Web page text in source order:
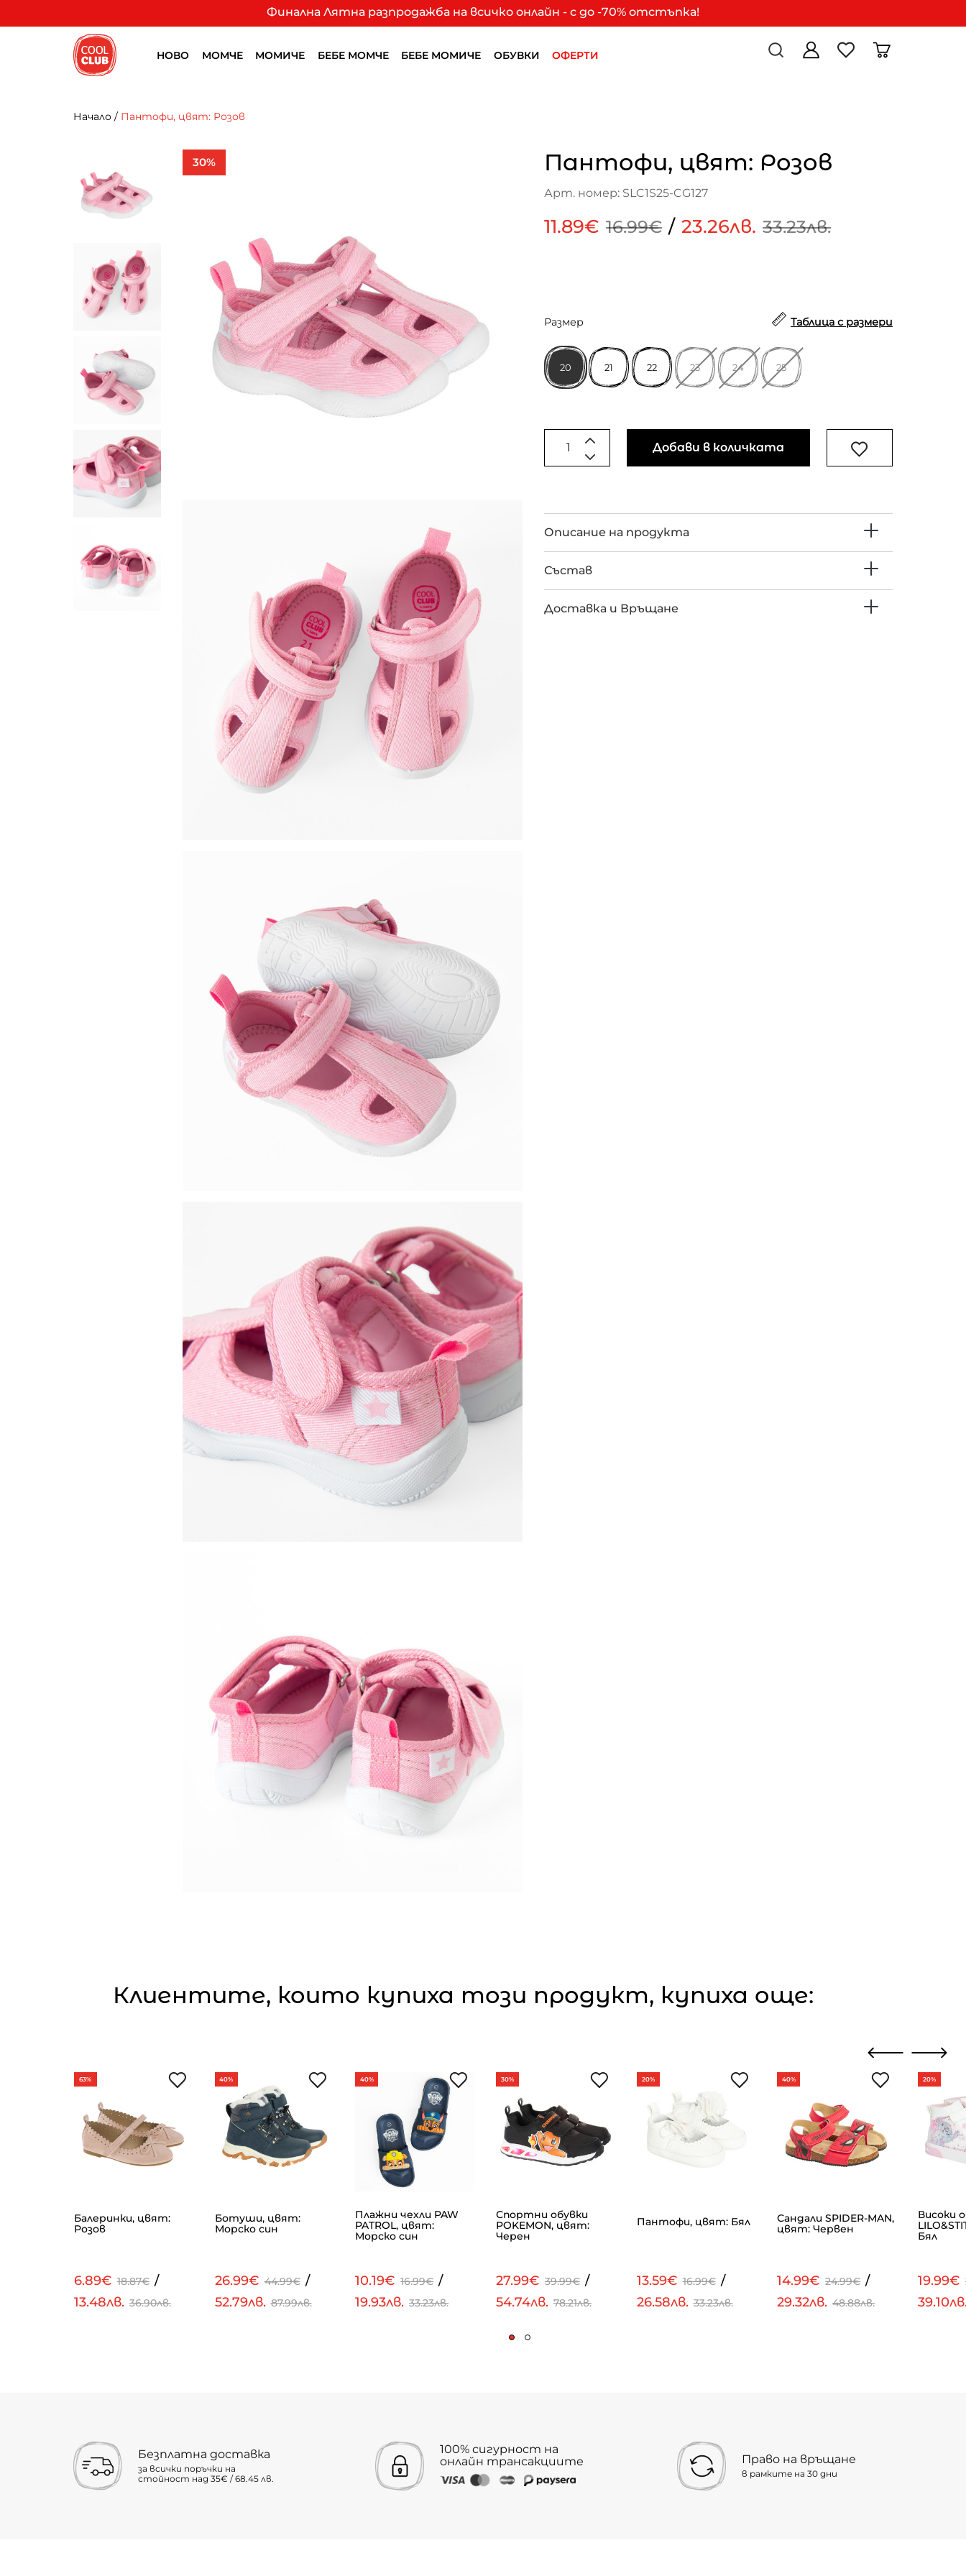
Финална Лятна разпродажба на всичко онлайн - с до -70% отстъпка!
НОВО МОМЧЕ МОМИЧЕ БЕБЕ МОМЧЕ БЕБЕ МОМИЧЕ ОБУВКИ ОФЕРТИ
Начало / Пантофи, цвят: Розов
30% Пантофи, цвят: Розов
Арт. номер: SLC1S25-CG127
11.89€ 16.99€ / 23.26лв. 33.23лв.
Размер Таблица с размери
20 21 22 23 24 25
Добави в количката
Описание на продукта
Състав
Доставка и Връщане
Клиентите, които купиха този продукт, купиха още:
63%
Балеринки, цвят:
Розов
6.89€ 18.87€ /
13.48лв. 36.90лв.
40%
Ботуши, цвят:
Морско син
26.99€ 44.99€ /
52.79лв. 87.99лв.
40%
Плажни чехли PAW
PATROL, цвят:
Морско син
10.19€ 16.99€ /
19.93лв. 33.23лв.
30%
Спортни обувки
POKEMON, цвят:
Черен
27.99€ 39.99€ /
54.74лв. 78.21лв.
20%
Пантофи, цвят: Бял
13.59€ 16.99€ /
26.58лв. 33.23лв.
40%
Сандали SPIDER-MAN,
цвят: Червен
14.99€ 24.99€ /
29.32лв. 48.88лв.
20%
Високи
Бял
19.99€
Безплатна доставка
за всички поръчки на
стойност над 35€ / 68.45 лв.
100% сигурност на
онлайн трансакциите
Право на връщане
в рамките на 30 дни